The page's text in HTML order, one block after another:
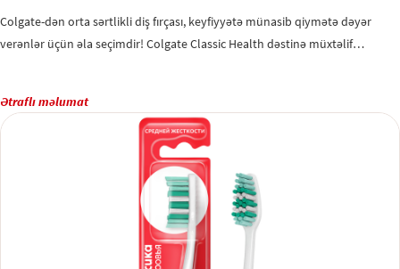
Colgate-dən orta sərtlikli diş fırçası, keyfiyyətə münasib qiymətə dəyər
verənlər üçün əla seçimdir! Colgate Classic Health dəstinə müxtəlif
imkan verir! - Çoxsəviyyəli tüklər dişlər arasındakı qida hissəciklərini
təmizləyir - Dil təmizləyicisi ağız qoxusuna səbəb olan bakteriyaların
təmizlənməsinə kömək edir - Fırçalama zamanı rahatlıq və nəzarət üçün
sürüşməyən rezin sap - Diş fırçasının sapı 25% təkrar emal olunmuş
plastikdən hazırlanmışdır. Stomatoloqlar və gigiyeniklər diş fırçanızı hər 3
aydan bir dəyişdirməyi məsləhət görürlər. Dişlərinizi gündə ən azı iki dəfə və
ya diş həkiminizin və ya həkiminizin göstərişi ilə fırçalayın. Ağız
Ətraflı məlumat